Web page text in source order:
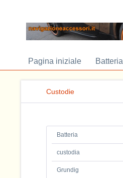
Pagina iniziale Batteria
Custodie
Batteria
custodia
Grundig